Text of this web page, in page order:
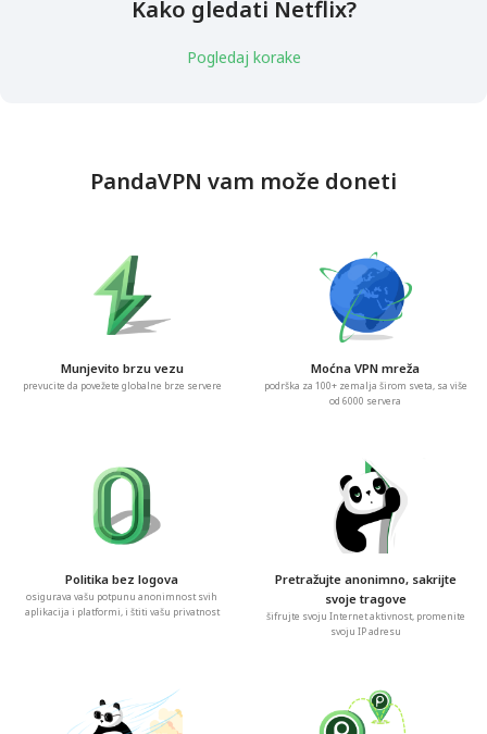
Kako gledati Netflix?
Pogledaj korake
PandaVPN vam može doneti
Munjevito brzu vezu
prevucite da povežete globalne brze servere
Moćna VPN mreža
podrška za 100+ zemalja širom sveta, sa više
od 6000 servera
Politika bez logova
osigurava vašu potpunu anonimnost svih
aplikacija i platformi, i štiti vašu privatnost
Pretražujte anonimno, sakrijte
svoje tragove
šifrujte svoju Internet aktivnost, promenite
svoju IP adresu